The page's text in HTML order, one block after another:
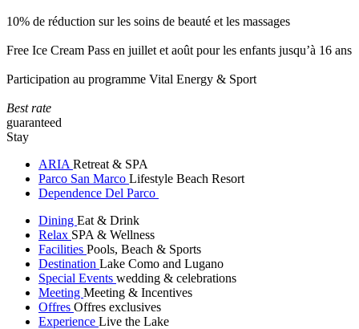
10% de réduction sur les soins de beauté et les massages
Free Ice Cream Pass en juillet et août pour les enfants jusqu’à 16 ans
Participation au programme Vital Energy & Sport
Best rate
guaranteed
Stay
ARIA Retreat & SPA
Parco San Marco Lifestyle Beach Resort
Dependence Del Parco
Dining Eat & Drink
Relax SPA & Wellness
Facilities Pools, Beach & Sports
Destination Lake Como and Lugano
Special Events wedding & celebrations
Meeting Meeting & Incentives
Offres Offres exclusives
Experience Live the Lake